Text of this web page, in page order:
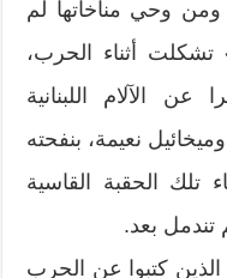
وحي مناخاتها لم
تشكلت أثناء الحرب،
الآلام اللبنانية
نعيمة، بنفحته
تلك الحقبة القاسية
تندمل بعد.
الذين كتبوا عن الحرب